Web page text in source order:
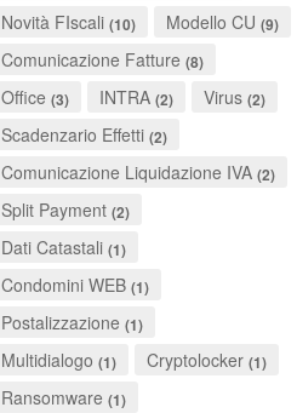
Novità FIscali (10) Modello CU (9)
Comunicazione Fatture (8)
Office (3) INTRA (2) Virus (2)
Scadenzario Effetti (2)
Comunicazione Liquidazione IVA (2)
Split Payment (2)
Dati Catastali (1)
Condomini WEB (1)
Postalizzazione (1)
Multidialogo (1) Cryptolocker (1)
Ransomware (1)